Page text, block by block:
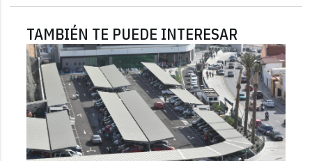
TAMBIÉN TE PUEDE INTERESAR